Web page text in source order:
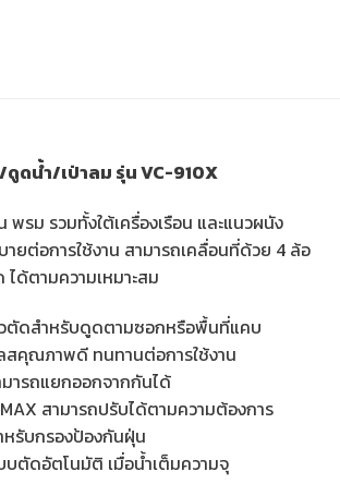
ดน้ำ/เป่าลม รุ่น VC-910X
รม รวมทั้งใต้เครื่องเรือน และแนวผนัง
ยต่อการใช้งาน สามารถเคลื่อนที่ด้วย 4 ล้อ
ด้ตามความเหมาะสม
ตัดสำหรับดูดตามซอกหรือพื้นที่แคบ
สคุณภาพดี ทนทานต่อการใช้งาน
ารถแยกออกจากกันได้
สามารถปรับได้ตามความต้องการ
หรับกรองป้องกันฝุ่น
บตัดอัตโนมัติ เมื่อน้ำเต็มความจุ